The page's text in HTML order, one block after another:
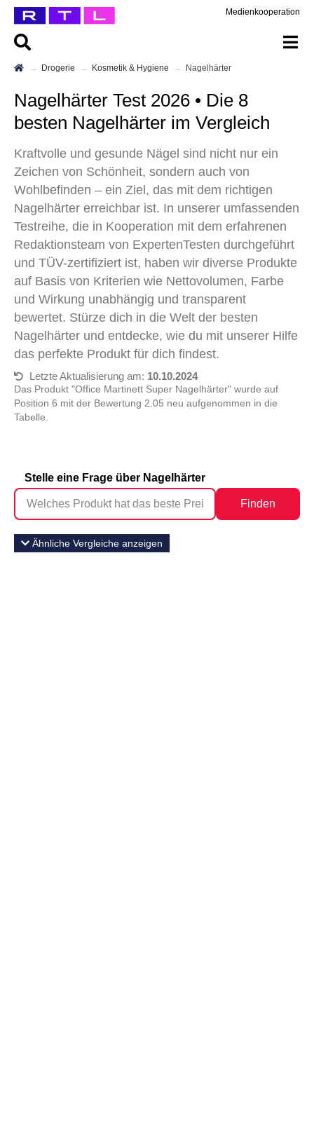
Medienkooperation
Drogerie Kosmetik & Hygiene Nagelhärter
Nagelhärter Test 2026 • Die 8
besten Nagelhärter im Vergleich
Kraftvolle und gesunde Nägel sind nicht nur ein
Zeichen von Schönheit, sondern auch von
Wohlbefinden – ein Ziel, das mit dem richtigen
Nagelhärter erreichbar ist. In unserer umfassenden
Testreihe, die in Kooperation mit dem erfahrenen
Redaktionsteam von ExpertenTesten durchgeführt
und TÜV-zertifiziert ist, haben wir diverse Produkte
auf Basis von Kriterien wie Nettovolumen, Farbe
und Wirkung unabhängig und transparent
bewertet. Stürze dich in die Welt der besten
Nagelhärter und entdecke, wie du mit unserer Hilfe
das perfekte Produkt für dich findest.
Letzte Aktualisierung am: 10.10.2024
Das Produkt "Office Martinett Super Nagelhärter" wurde auf
Position 6 mit der Bewertung 2.05 neu aufgenommen in die
Tabelle.
Stelle eine Frage über Nagelhärter
Finden
Ähnliche Vergleiche anzeigen